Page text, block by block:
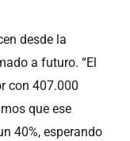
desde la
a futuro. “El
con 407.000
que ese
40%, esperando